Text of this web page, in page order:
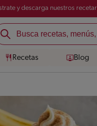
y descarga nuestros
Recetas Blog